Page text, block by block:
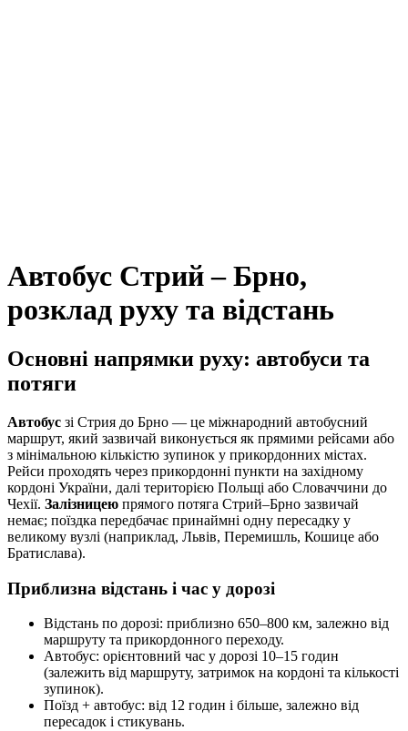
Автобус Стрий – Брно,
розклад руху та відстань
Основні напрямки руху: автобуси та
потяги
Автобус зі Стрия до Брно — це міжнародний автобусний
маршрут, який зазвичай виконується як прямими рейсами або
з мінімальною кількістю зупинок у прикордонних містах.
Рейси проходять через прикордонні пункти на західному
кордоні України, далі територією Польщі або Словаччини до
Чехії. Залізницею прямого потяга Стрий–Брно зазвичай
немає; поїздка передбачає принаймні одну пересадку у
великому вузлі (наприклад, Львів, Перемишль, Кошице або
Братислава).
Приблизна відстань і час у дорозі
Відстань по дорозі: приблизно 650–800 км, залежно від
маршруту та прикордонного переходу.
Автобус: орієнтовний час у дорозі 10–15 годин
(залежить від маршруту, затримок на кордоні та кількості
зупинок).
Поїзд + автобус: від 12 годин і більше, залежно від
пересадок і стикувань.